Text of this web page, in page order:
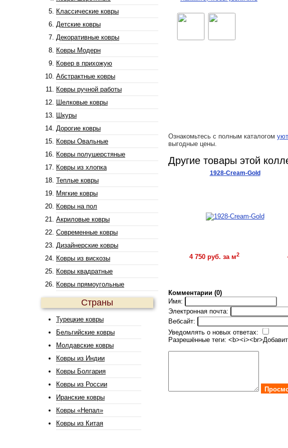
Классические ковры
Детские ковры
Декоративные ковры
Ковры Модерн
Ковер в прихожую
Абстрактные ковры
Ковры ручной работы
Шелковые ковры
Шкуры
Дорогие ковры
Ковры Овальные
Ковры полушерстяные
Ковры из хлопка
Теплые ковры
Мягкие ковры
Ковры на пол
Акриловые ковры
Современные ковры
Дизайнерские ковры
Ковры из вискозы
Ковры квадратные
Ковры прямоугольные
Страны
Турецкие ковры
Бельгийские ковры
Молдавские ковры
Ковры из Индии
Ковры Болгария
Ковры из России
Иранские ковры
Ковры «Непал»
Ковры из Китая
Ознакомьтесь с полным каталогом
выгодные цены.
Другие товары этой
1928-Cream-Gold
4 750 руб. за м2
Купить
Комментарии (0)
Имя:
Электронная почта:
Вебсайт:
Уведомлять о новых ответах:
Разрешённые теги: <b><i><br>